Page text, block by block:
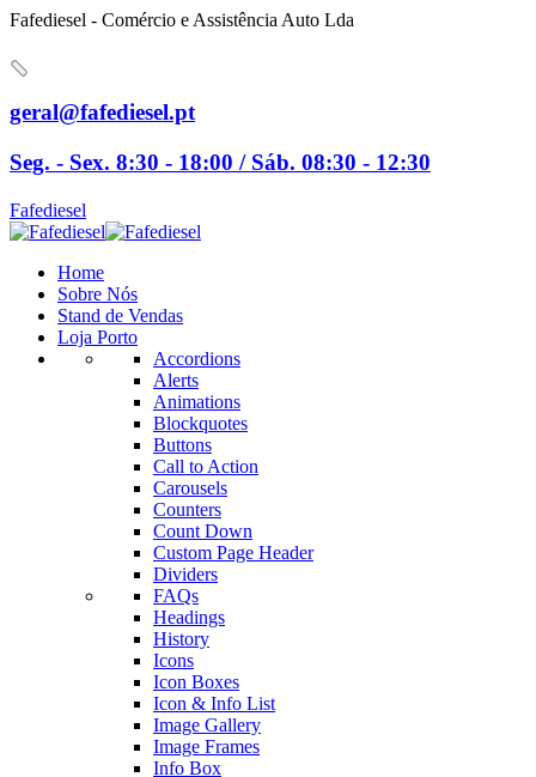
Fafediesel - Comércio e Assistência Auto Lda
geral@fafediesel.pt
Seg. - Sex. 8:30 - 18:00 / Sáb. 08:30 - 12:30
Fafediesel
Home
Sobre Nós
Stand de Vendas
Loja Porto
Accordions
Alerts
Animations
Blockquotes
Buttons
Call to Action
Carousels
Counters
Count Down
Custom Page Header
Dividers
FAQs
Headings
History
Icons
Icon Boxes
Icon & Info List
Image Gallery
Image Frames
Info Box